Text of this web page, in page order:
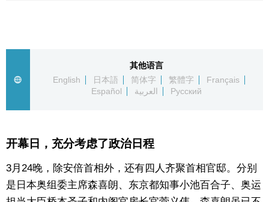
人物访谈
编辑部通知
SNS
其他语言
English
日本語 简体字 繁體字
Français
Español
العربية Русский
开幕日，充分考虑了政治日程
3月24晚，除安倍首相外，还有四人齐聚首相官邸。分别
是日本奥组委主席森喜朗、东京都知事小池百合子、奥运